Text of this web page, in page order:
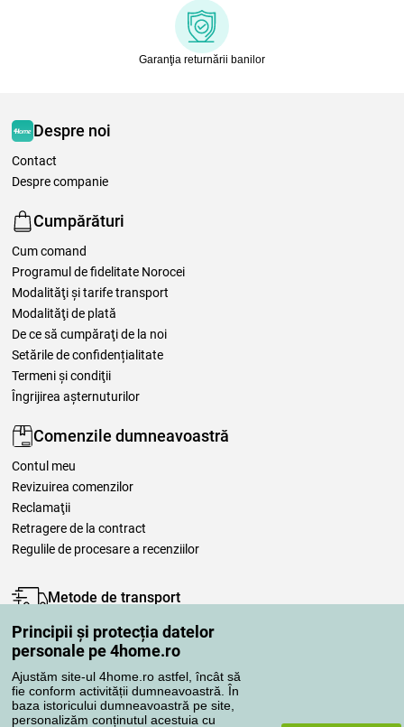
Principii și protecția datelor
personale pe 4home.ro
Ajustăm site-ul 4home.ro astfel, încât să
fie conform activității dumneavoastră. În
baza istoricului dumneavoastră pe site,
personalizăm conținutul acestuia cu
Garanţia returnării banilor
Despre noi
Contact
Despre companie
Cumpărături
Cum comand
Programul de fidelitate Norocei
Modalităţi şi tarife transport
Modalităţi de plată
De ce să cumpăraţi de la noi
Setările de confidențialitate
Termeni şi condiţii
Îngrijirea așternuturilor
Comenzile dumneavoastră
Contul meu
Revizuirea comenzilor
Reclamaţii
Retragere de la contract
Regulile de procesare a recenziilor
Metode de transport
Metode de plată